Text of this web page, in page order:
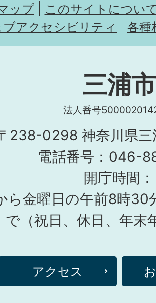
ップ
このサイトについ
ブアクセシビリティ
各種
三浦市
法人番号
238-0298 神奈川県三
電話番号：046-
開庁時間：
ら金曜日の午前8時30
で（祝日、休日、年末
アクセス